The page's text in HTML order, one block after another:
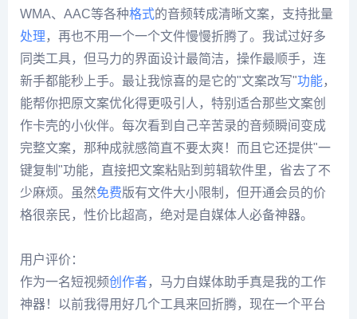
WMA、AAC等各种格式的音频转成清晰文案，支持批量
处理 ，再也不用一个一个文件慢慢折腾了。我试过好多
同类工具，但马力的界面设计最简洁，操作最顺手，连
新手都能秒上手。最让我惊喜的是它的"文案改写"功能，
能帮你把原文案优化得更吸引人，特别适合那些文案创
作卡壳的小伙伴。每次看到自己辛苦录的音频瞬间变成
完整文案，那种成就感简直不要太爽！而且它还提供"一
键复制"功能，直接把文案粘贴到剪辑软件里，省去了不
少麻烦。虽然免费版有文件大小限制，但开通会员的价
格很亲民，性价比超高，绝对是自媒体人必备神器。
用户评价：
作为一名短视频创作者，马力自媒体助手真是我的工作
神器！以前我得用好几个工具来回折腾，现在一个平台